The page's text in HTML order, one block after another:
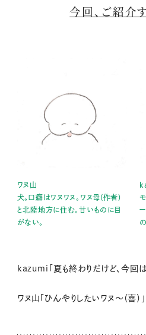
今回、ご紹介
ワヌ山
犬。口癖はワヌワヌ。ワヌ母(作者)
と北陸地方に住む。甘いものに目
がない。
kazumi「夏も終わりだけど、今回
ワヌ山「ひんやりしたいワヌ〜（喜）」